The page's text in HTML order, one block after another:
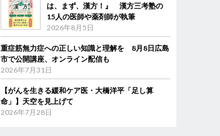
は、まず、漢方！』 漢方三考塾の
15人の医師や薬剤師が執筆
2026年8月5日
重症筋無力症への正しい知識と理解を 8月8日広島
市で公開講座、オンライン配信も
2026年7月31日
【がんを生きる緩和ケア医・大橋洋平「足し算
命」】天空を見上げて
2026年7月28日